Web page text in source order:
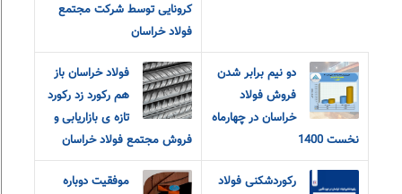
کرونایی توسط شرکت مجتمع
فولاد خراسان
دو نیم برابر شدن
فروش فولاد
خراسان در چهارماه
نخست 1400
فولاد خراسان باز
هم رکورد زد رکورد
تازه ی بازاریابی و
فروش مجتمع فولاد خراسان
رکوردشکنی فولاد
موفقیت دوباره